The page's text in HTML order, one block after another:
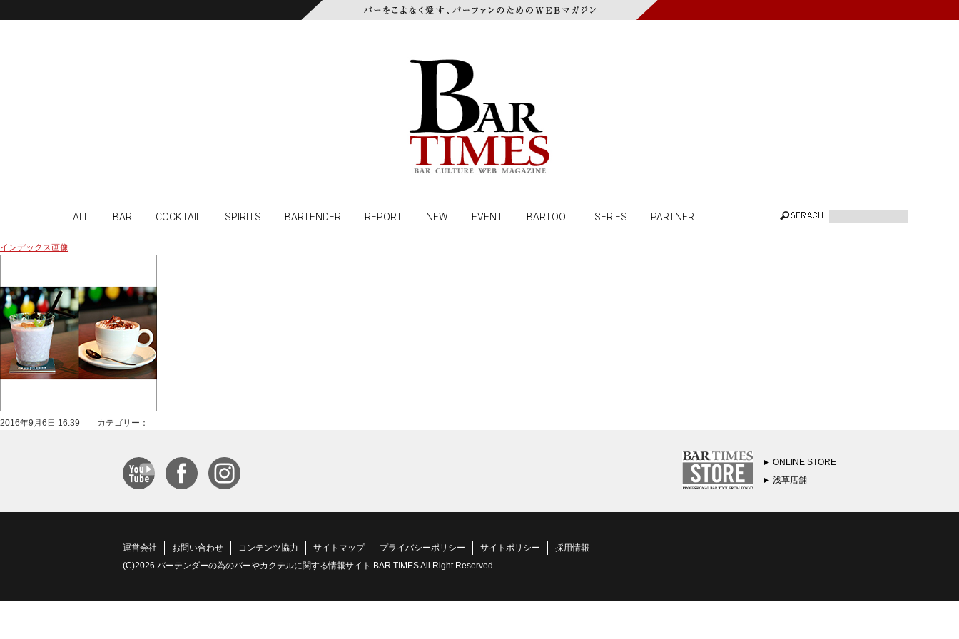
ALL BAR COCKTAIL SPIRITS BARTENDER REPORT NEW EVENT BARTOOL SERIES PARTNER
インデックス画像
2016年9月6日 16:39 カテゴリー：
ONLINE STORE
浅草店舗
運営会社 お問い合わせ コンテンツ協力 サイトマップ プライバシーポリシー サイトポリシー
採用情報
(C)2026 バーテンダーの為のバーやカクテルに関する情報サイト BAR TIMES All Right Reserved.